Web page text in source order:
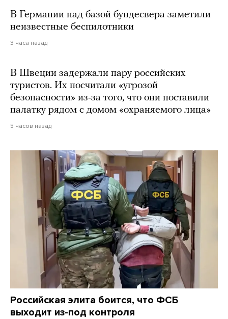
В Германии над базой бундесвера заметили
неизвестные беспилотники
3 часа назад
В Швеции задержали пару российских
туристов. Их посчитали «угрозой
безопасности» из-за того, что они поставили
палатку рядом с домом «охраняемого лица»
5 часов назад
Российская элита боится, что ФСБ
выходит из-под контроля